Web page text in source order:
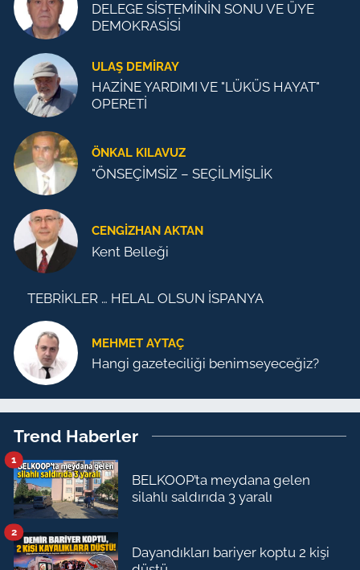
DELEGE SİSTEMİNİN SONU VE ÜYE
DEMOKRASİSİ
ULAŞ DEMİRAY
HAZİNE YARDIMI VE "LÜKÜS HAYAT"
OPERETİ
ÖNKAL KILAVUZ
"ÖNSEÇİMSİZ – SEÇİLMİŞLİK
CENGİZHAN AKTAN
Kent Belleği
TEBRİKLER … HELAL OLSUN İSPANYA
MEHMET AYTAÇ
Hangi gazeteciliği benimseyeceğiz?
Trend Haberler
BELKOOP’ta meydana gelen
silahlı saldırıda 3 yaralı
1
Dayandıkları bariyer koptu 2 kişi
2